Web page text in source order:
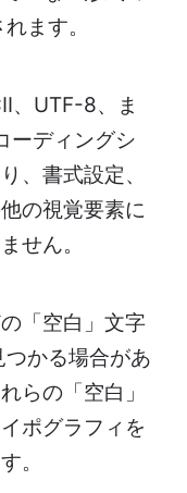
ます。
、UTF-8、ま
ーディングシ
、書式設定、
の視覚要素に
せん。
「空白」文字
かる場合があ
らの「空白」
ポグラフィを
。